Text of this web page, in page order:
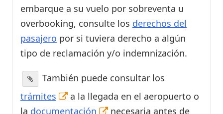
embarque a su vuelo por sobreventa u
overbooking, consulte los derechos del
pasajero por si tuviera derecho a algún
tipo de reclamación y/o indemnización.
También puede consultar los
trámites
a la llegada en el aeropuerto o
la documentación necesaria antes de